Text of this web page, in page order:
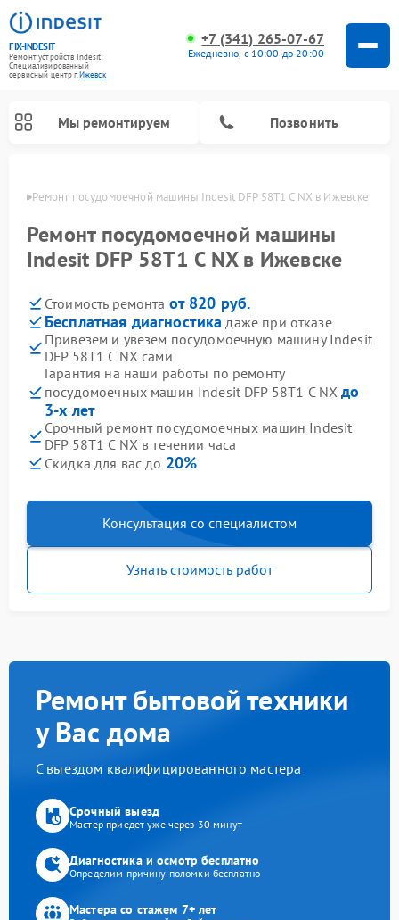
FIX-INDESIT
Ремонт устройств Indesit
Специализированный
cервисный центр г.Ижевск
+7 (341) 265-07-67
Ежедневно, с 10:00 до 20:00
Мы ремонтируем Позвонить
Ремонт посудомоечной машины Indesit DFP 58T1 C NX в Ижевске
Ремонт посудомоечной машины
Indesit DFP 58T1 C NX в Ижевске
Стоимость ремонта от 820 руб.
Бесплатная диагностика даже при отказе
Привезем и увезем посудомоечную машину Indesit
DFP 58T1 C NX сами
Гарантия на наши работы по ремонту
посудомоечных машин Indesit DFP 58T1 C NXдо
3-х лет
Срочный ремонт посудомоечных машин Indesit
DFP 58T1 C NX в течении часа
Скидка для вас до 20%
Консультация со специалистом
Узнать стоимость работ
Ремонт бытовой техники
у Вас дома
С выездом квалифицированного мастера
Срочный выезд
Мастер приедет уже через 30 минут
Диагностика и осмотр бесплатно
Определим причину поломки бесплатно
Мастера со стажем 7+ лет